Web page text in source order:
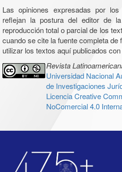
Las opiniones expresadas por
reflejan la postura del editor de
reproducción total o parcial de los
cuando se cite la fuente completa
utilizar los textos aquí publicados
Revista
Universidad Nacional
de Investigaciones
Licencia Creative
NoComercial 4.0